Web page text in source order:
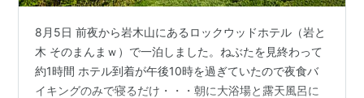
8月5日 前夜から岩木山にあるロックウッドホテル（岩と
木 そのまんまｗ）で一泊しました。ねぶたを見終わって
約1時間 ホテル到着が午後10時を過ぎていたので夜食バ
イキングのみで寝るだけ・・・朝に大浴場と露天風呂に